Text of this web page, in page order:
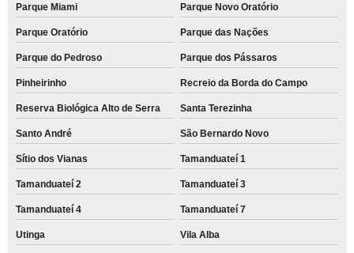
Parque Miami Parque Novo Oratório
Parque Oratório Parque das Nações
Parque do Pedroso Parque dos Pássaros
Pinheirinho Recreio da Borda do Campo
Reserva Biológica Alto de Serra Santa Terezinha
Santo André São Bernardo Novo
Sítio dos Vianas Tamanduateí 1
Tamanduateí 2 Tamanduateí 3
Tamanduateí 4 Tamanduateí 7
Utinga Vila Alba